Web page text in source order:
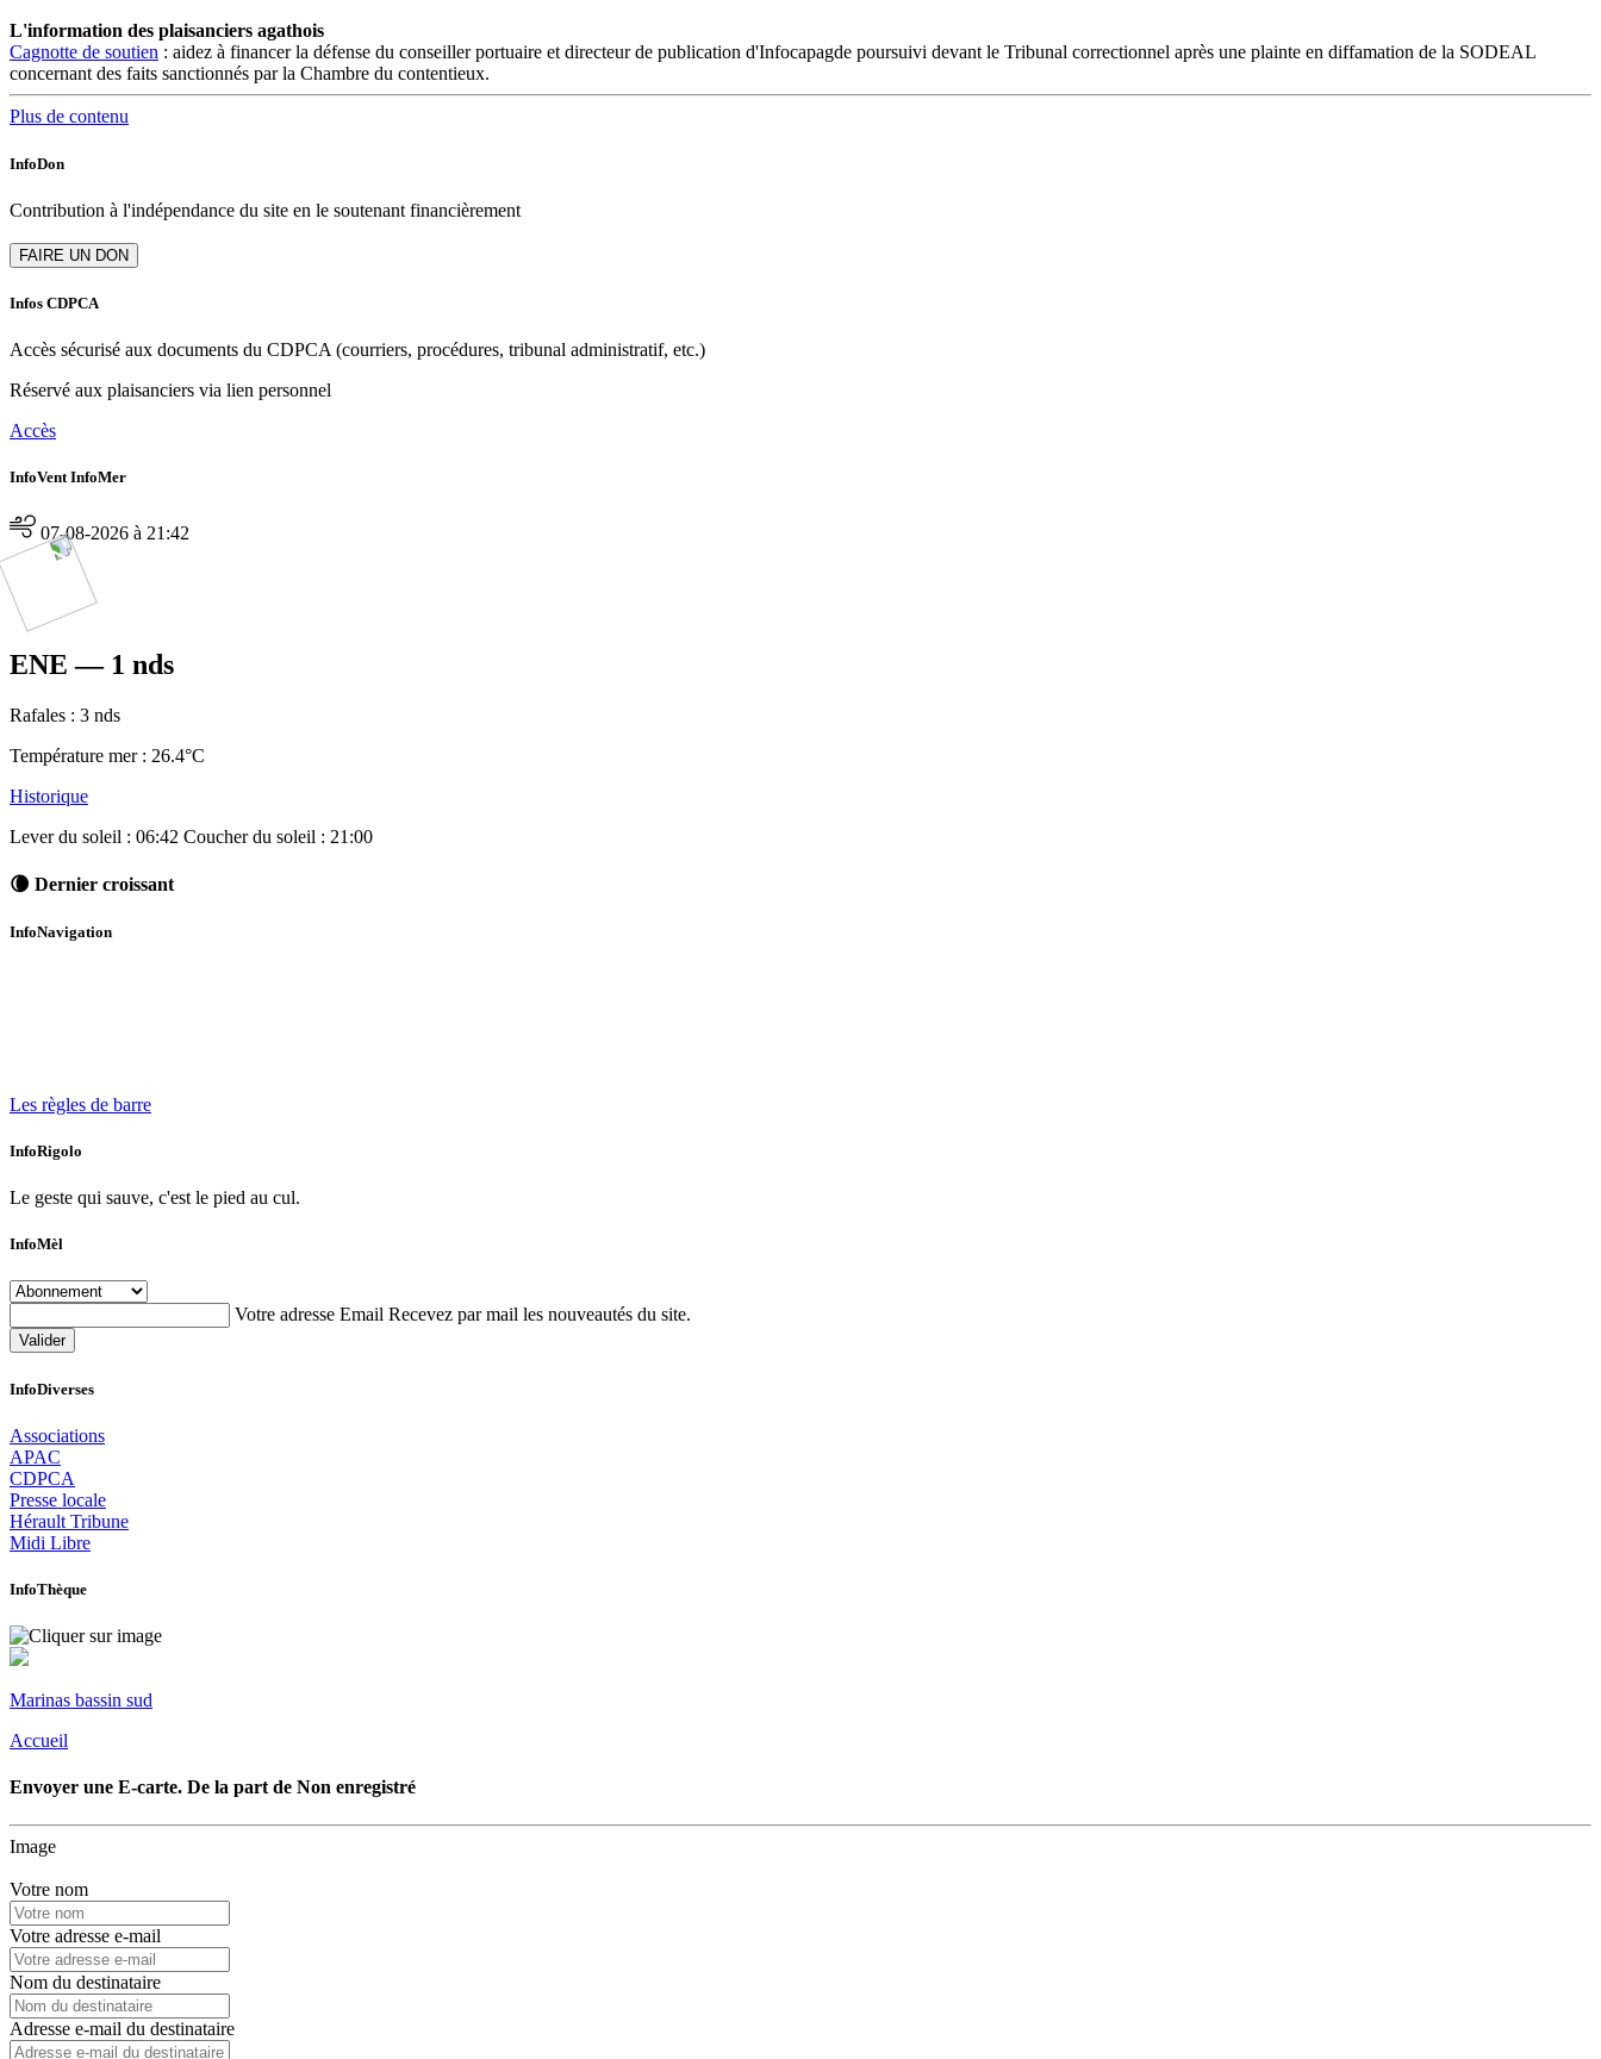
L'information des plaisanciers agathois
Cagnotte de soutien : aidez à financer la défense du conseiller portuaire et directeur de publication d'Infocapagde poursuivi devant le Tribunal correctionnel après une plainte en diffamation de la SODEAL
concernant des faits sanctionnés par la Chambre du contentieux.
Plus de contenu
InfoDon
Contribution à l'indépendance du site en le soutenant financièrement
Infos CDPCA
Accès sécurisé aux documents du CDPCA (courriers, procédures, tribunal administratif, etc.)
Réservé aux plaisanciers via lien personnel
Accès
InfoVent InfoMer
07-08-2026 à 21:42
ENE — 1 nds
Rafales : 3 nds
Température mer : 26.4°C
Historique
Lever du soleil : 06:42 Coucher du soleil : 21:00
🌘 Dernier croissant
InfoNavigation
Les règles de barre
InfoRigolo
Le geste qui sauve, c'est le pied au cul.
InfoMèl
Votre adresse Email Recevez par mail les nouveautés du site.
Valider
InfoDiverses
Associations
APAC
CDPCA
Presse locale
Hérault Tribune
Midi Libre
InfoThèque
Marinas bassin sud
Accueil
Envoyer une E-carte. De la part de Non enregistré
Image
Votre nom
Votre adresse e-mail
Nom du destinataire
Adresse e-mail du destinataire